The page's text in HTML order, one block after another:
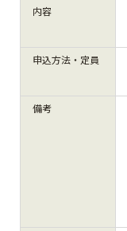
内容
申込方法・定員
備考